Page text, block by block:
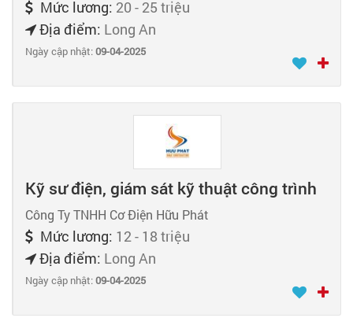
Mức lương: 20 - 25 triệu
Địa điểm: Long An
Ngày cập nhật:09-04-2025
Kỹ sư điện, giám sát kỹ thuật công trình
Công Ty TNHH Cơ Điện Hữu Phát
Mức lương: 12 - 18 triệu
Địa điểm: Long An
Ngày cập nhật:09-04-2025